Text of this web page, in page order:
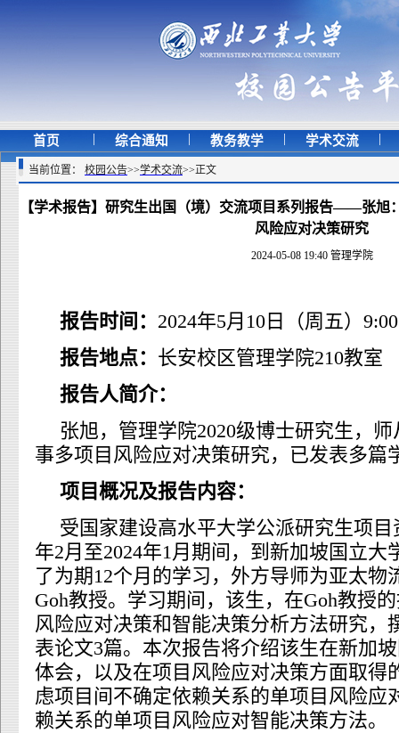
首页 | 综合通知 | 教务教学 | 学术交流 |
当前位置： 校园公告>>学术交流>>正文
【学术报告】研究生出国（境）交流项目系列报告——张旭
风险应对决策研究
2024-05-08 19:40 管理学院
报告时间： 2024年5月10日（周五）9:00
报告地点： 长安校区管理学院210教室
报告人简介：
张旭，管理学院2020级博士研究生，
事多项目风险应对决策研究，已发表多篇
项目概况及报告内容：
受国家建设高水平大学公派研究生项目
年2月至2024年1月期间，到新加坡国立大
了为期12个月的学习，外方导师为亚太物
Goh教授。学习期间，该生，在Goh教授
风险应对决策和智能决策分析方法研究，
表论文3篇。本次报告将介绍该生在新加
体会，以及在项目风险应对决策方面取得
虑项目间不确定依赖关系的单项目风险应
赖关系的单项目风险应对智能决策方法。